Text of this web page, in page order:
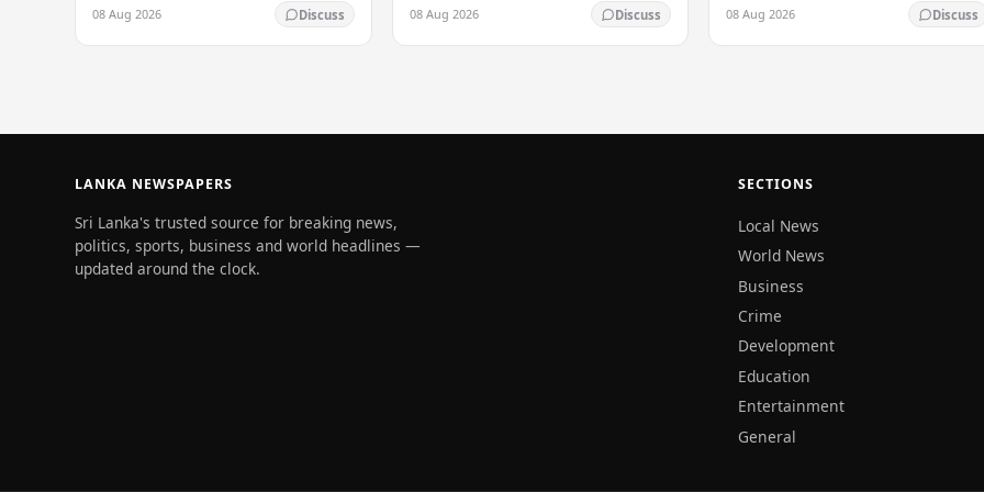
නියමිත අතර, දිවයිනේ සෑම කෙළවරකම
සුමටව පරීක්ෂණය…
08 Aug 2026 Discuss
දිවයිනට සැලකිය යුතු…
08 Aug 2026 Discuss
ගැලන්ට්ස් කණ්ඩායම ලංකා ප්‍රිමියර් ලීග්
අවසාන මහ…
08 Aug 2026 Discuss
LANKA NEWSPAPERS
Sri Lanka's trusted source for breaking news,
politics, sports, business and world headlines —
updated around the clock.
SECTIONS
Local News
World News
Business
Crime
Development
Education
Entertainment
General